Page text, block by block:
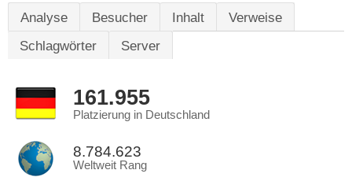
Analyse Besucher Inhalt
Verweise
Schlagwörter
Server
161.955
Platzierung in Deutschland
8.784.623
Weltweit Rang